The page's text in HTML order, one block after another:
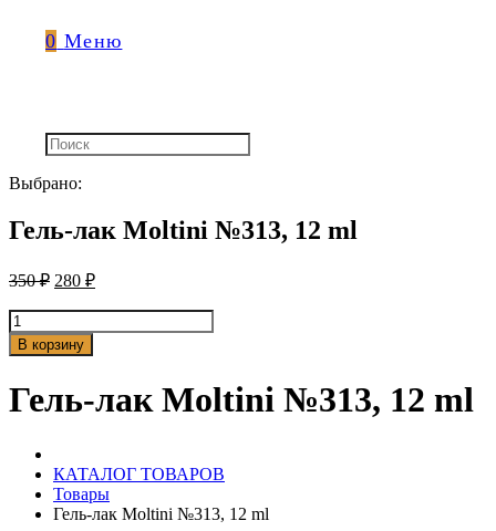
0 Меню
Выбрано:
Гель-лак Moltini №313, 12 ml
350₽ 280 ₽
Количество
товара
Гель-
Moltini
№313,
В корзину
Гель-лак Moltini №313, 12 ml
КАТАЛОГ ТОВАРОВ
Товары
Гель-лак Moltini №313, 12 ml